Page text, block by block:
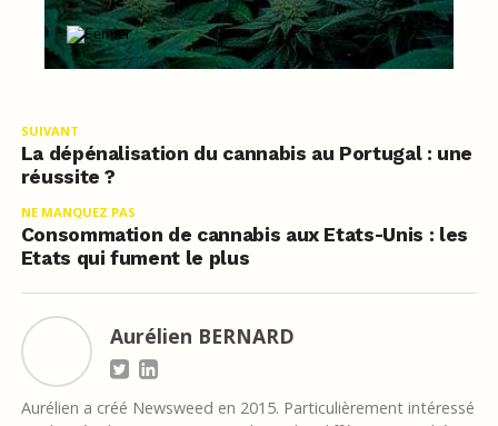
SUIVANT
La dépénalisation du cannabis au Portugal : une
réussite ?
NE MANQUEZ PAS
Consommation de cannabis aux Etats-Unis : les
Etats qui fument le plus
Aurélien BERNARD
Aurélien a créé Newsweed en 2015. Particulièrement intéressé